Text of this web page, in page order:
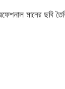
মানের ছবি